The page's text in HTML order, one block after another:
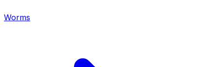
Worms